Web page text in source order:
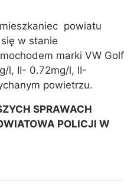
powiatu
w stanie
marki VW Golf
l, II- 0.72mg/l, II-
powietrzu.
SPRAWACH
POLICJI W